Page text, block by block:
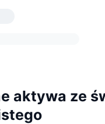
aktywa ze